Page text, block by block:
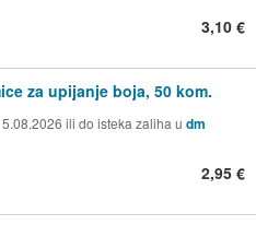
3,10 €
za upijanje boja, 50 kom.
ili do isteka zaliha u dm
2,95 €